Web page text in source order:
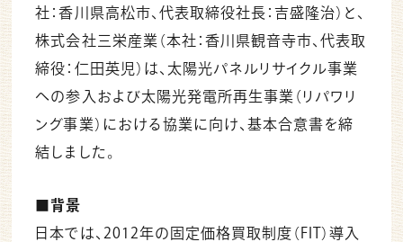
社：香川県高松市、代表取締役社長：吉盛隆治）と、
株式会社三栄産業（本社：香川県観音寺市、代表取
締役：仁田英児）は、太陽光パネルリサイクル事業
への参入および太陽光発電所再生事業（リパワリ
ング事業）における協業に向け、基本合意書を締
結しました。
■背景
日本では、2012年の固定価格買取制度（FIT）導入